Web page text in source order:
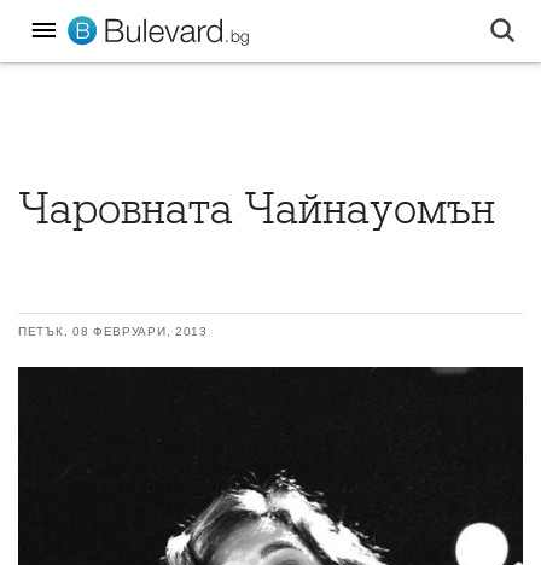
Чаровната Чайнауомън
ПЕТЪК, 08 ФЕВРУАРИ, 2013